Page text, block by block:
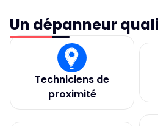
Un dépanneur
Techniciens de
proximité